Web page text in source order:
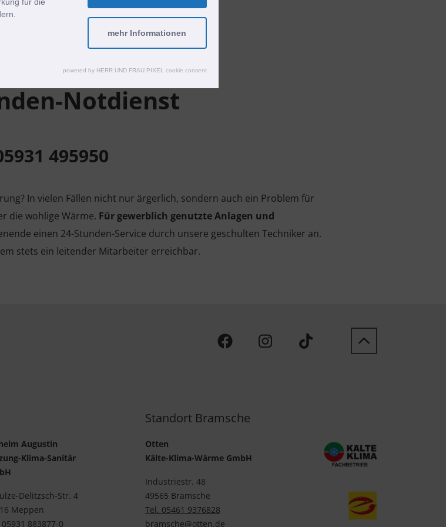
Notdienst
495950
In vielen Fällen nicht nur ärgerlich, sondern auch ein Problem für
die wohlige Wärme. Für gewerblich genutzte Anlagen und
einen 24-Stunden-Service durch unsere geschulten Techniker an.
stets ein leitender Mitarbeiter erreichbar.
Augustin
Klima-Sanitär
Delitzsch-Str. 4
Meppen
883877-0
Standort Bramsche
Otten
Kälte-Klima-Wärme GmbH
Industriestr. 48
49565 Bramsche
Tel. 05461 9376828
bramsche@otten.de
für die
mehr Informationen
powered by HERR UND FRAU PIXEL cookie consent